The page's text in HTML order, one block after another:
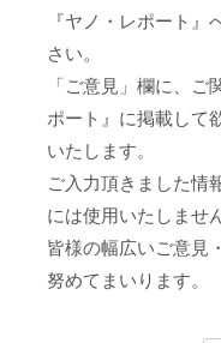
『ヤノ・レポート
さい。
「ご意見」欄に、
ポート』に掲載して
いたします。
ご入力頂きました情
には使用いたしませ
皆様の幅広いご意見
努めてまいります。